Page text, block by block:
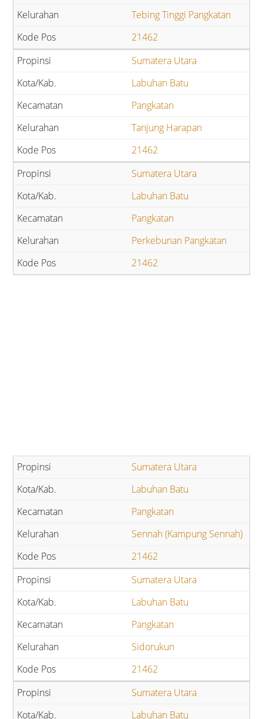
Tebing Tinggi Pangkatan
21462
Sumatera Utara
Labuhan Batu
Pangkatan
Tanjung Harapan
21462
Sumatera Utara
Labuhan Batu
Pangkatan
Perkebunan Pangkatan
21462
Sumatera Utara
Labuhan Batu
Pangkatan
Sennah (Kampung Sennah)
21462
Sumatera Utara
Labuhan Batu
Pangkatan
Sidorukun
21462
Sumatera Utara
Labuhan Batu